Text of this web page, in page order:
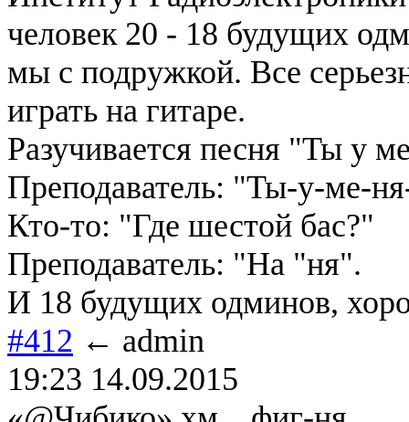
человек 20 - 18 будущих
мы с подружкой. Все
играть на гитаре.
Разучивается песня "Ты у
Преподаватель: "Ты-у-ме-
Кто-то: "Где шестой бас?"
Преподаватель: "На "ня".
И 18 будущих одминов,
#412 ← admin
19:23 14.09.2015